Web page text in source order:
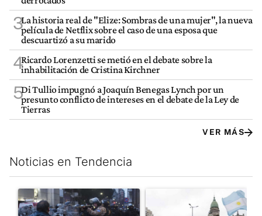
3La historia real de "Elize: Sombras de una mujer", la nueva
película de Netflix sobre el caso de una esposa que
descuartizó a su marido
4Ricardo Lorenzetti se metió en el debate sobre la
inhabilitación de Cristina Kirchner
5Di Tullio impugnó a Joaquín Benegas Lynch por un
presunto conflicto de intereses en el debate de la Ley de
Tierras
VER MÁS
Noticias en Tendencia
Este listado muestra los artículos con más comentarios en los
Un artículo de tendencia con el título "La tensión frente al
Un artículo de tendencia